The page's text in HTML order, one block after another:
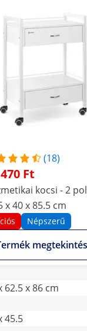
(18)
Ft
kocsi - 2
x 40 x 85.5 cm
Népszerű
62.5 x 86 cm
45.5